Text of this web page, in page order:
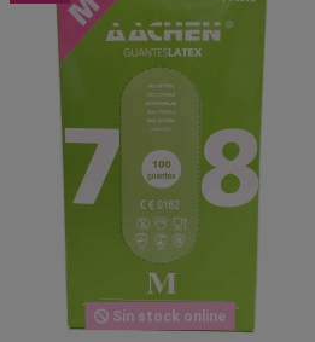
Sin stock online